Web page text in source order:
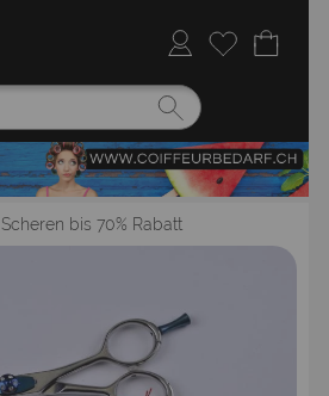
Scheren bis 70% Rabatt